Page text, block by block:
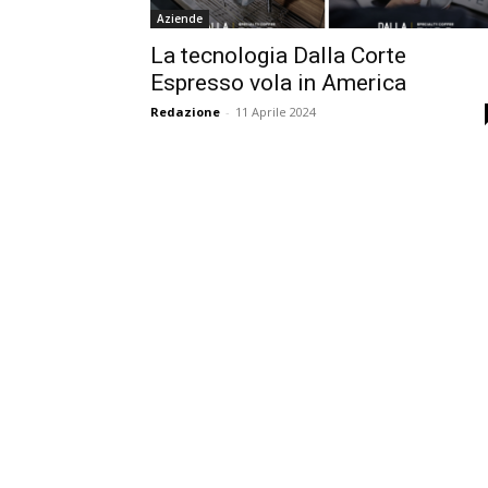
Aziende
La tecnologia Dalla Corte
Espresso vola in America
Redazione - 11 Aprile 2024